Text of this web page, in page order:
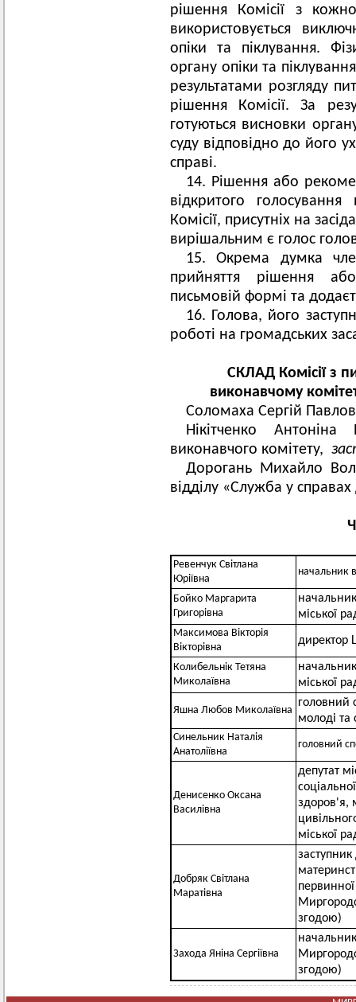
рішення Комісії з
використовується
опіки та піклування.
органу опіки та
результатами розгляду
рішення Комісії. За
готуються висновки
суду відповідно до його
справі.
14. Рішення або
відкритого
Комісії, присутніх на
вирішальним є голос
15. Окрема думка
прийняття рішення
письмовій формі та
16. Голова, його
роботі на громадських
СКЛАД Комісії з
виконавчому
Соломаха Сергій
Нікітченко
виконавчого комітету,
Дорогань Михайло
відділу «Служба у справах
Ревенчук Світлана
Юріївна
начальник
Бойко Маргарита
Григорівна
міської
Максимова Вікторія
Вікторівна
директор
Колибельнік Тетяна
Миколаївна
міської
Яшна Любов Миколаївна
головний
молоді та
Синельник Наталія
Анатоліївна
головний
Денисенко Оксана
Василівна
депутат
здоров'я,
міської
Добряк Світлана
Маратівна
згодою)
Захода Яніна Сергіївна
згодою)